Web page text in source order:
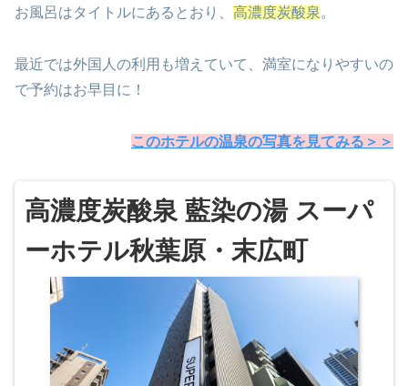
お風呂はタイトルにあるとおり、 高濃度炭酸泉 。
最近では外国人の利用も増えていて、満室になりやすいの
で予約はお早目に！
このホテルの温泉の写真を見てみる＞＞
高濃度炭酸泉 藍染の湯 スーパ
ーホテル秋葉原・末広町